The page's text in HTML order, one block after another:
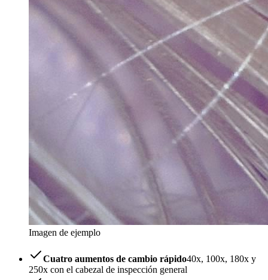
Imagen de ejemplo
Cuatro aumentos de cambio rápido40x, 100x, 180x y
250x con el cabezal de inspección general